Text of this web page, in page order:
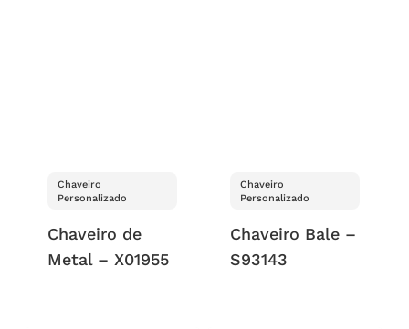
Chaveiro
Personalizado
Chaveiro de
Metal – X01955
Chaveiro
Personalizado
Chaveiro Bale –
S93143